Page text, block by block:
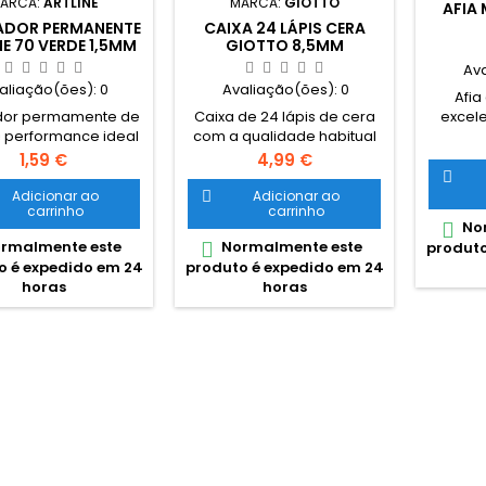
PERMANENTE
70 VERDE 1,5MM
0
permamente de
ideal
todos os tipos de
permanente, de
porosas como
e madeira a
não porosas
aço e vidro.
Preço
1,59 €
Adicionar ao
carrinho
este
é expedido em 24
horas
CAIXA 24 LÁPIS CERA
GIOTTO 8,5MM
Avaliação(ões): 0
Caixa de 24 lápis de cera
com a qualidade habitual
da marca Giotto. Caixa em
cartão, grossura do lápis
8,5mm, com 12 cores vivas
diferentes Lápis de cera
suaves e deslizantes com
cores intensas. Resistentes,
não mancham e podem
misturar-se as cores
quando se aplicam nas
Preço
4,99 €

Adicionar ao
carrinho
 Normalmente este
produto é expedido em 24
horas
AFIA
Afia
marca

